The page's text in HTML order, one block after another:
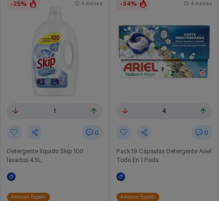
-25%
1
0
Detergente líquido Skip 100
lavados 4.5L
4 meses
Amazon España
-34%
4
0
Pack 19 Cápsulas Detergente Ariel
Todo En 1 Pods
4 meses
Amazon España